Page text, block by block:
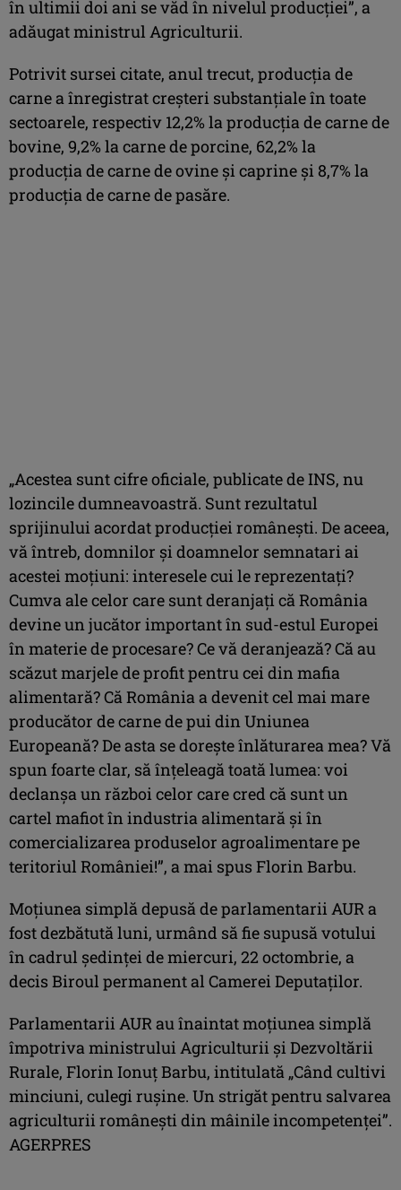
în ultimii doi ani se văd în nivelul producţiei”, a
adăugat ministrul Agriculturii.
Potrivit sursei citate, anul trecut, producţia de
carne a înregistrat creşteri substanţiale în toate
sectoarele, respectiv 12,2% la producţia de carne de
bovine, 9,2% la carne de porcine, 62,2% la
producţia de carne de ovine şi caprine şi 8,7% la
producţia de carne de pasăre.
„Acestea sunt cifre oficiale, publicate de INS, nu
lozincile dumneavoastră. Sunt rezultatul
sprijinului acordat producţiei româneşti. De aceea,
vă întreb, domnilor şi doamnelor semnatari ai
acestei moţiuni: interesele cui le reprezentaţi?
Cumva ale celor care sunt deranjaţi că România
devine un jucător important în sud-estul Europei
în materie de procesare? Ce vă deranjează? Că au
scăzut marjele de profit pentru cei din mafia
alimentară? Că România a devenit cel mai mare
producător de carne de pui din Uniunea
Europeană? De asta se doreşte înlăturarea mea? Vă
spun foarte clar, să înţeleagă toată lumea: voi
declanşa un război celor care cred că sunt un
cartel mafiot în industria alimentară şi în
comercializarea produselor agroalimentare pe
teritoriul României!”, a mai spus Florin Barbu.
Moţiunea simplă depusă de parlamentarii AUR a
fost dezbătută luni, urmând să fie supusă votului
în cadrul şedinţei de miercuri, 22 octombrie, a
decis Biroul permanent al Camerei Deputaţilor.
Parlamentarii AUR au înaintat moţiunea simplă
împotriva ministrului Agriculturii şi Dezvoltării
Rurale, Florin Ionuţ Barbu, intitulată „Când cultivi
minciuni, culegi ruşine. Un strigăt pentru salvarea
agriculturii româneşti din mâinile incompetenţei”.
AGERPRES